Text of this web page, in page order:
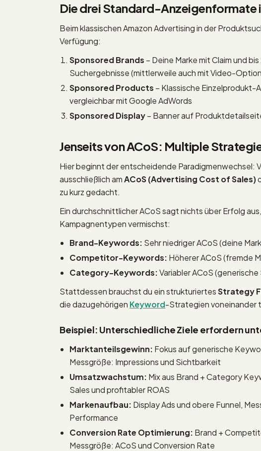
Die drei Standard-
Beim klassischen Amazon Advertising in der
Verfügung:
Sponsored Brands – Deine Marke mit Claim und
Suchergebnisse (mittlerweile auch mit Video-
Sponsored Products – Klassische Einzelprodukt-
vergleichbar mit Google AdWords
Sponsored Display– Banner auf
Jenseits von ACoS: Multiple
Hier beginnt der entscheidende Paradigmenwechsel:
ausschließlich amACoS (Advertising Cost of Sales)
zu kurz gedacht.
Ein durchschnittlicher ACoS sagt nichts über Erfolg
Kampagnentypen vermischst:
Brand-Keywords: Sehr niedriger ACoS (deine
Competitor-Keywords: Höherer ACoS (fremde
Category-Keywords:Variabler ACoS
Stattdessen brauchst du ein strukturiertesStrategy
die dazugehörigen Keyword-Strategien voneinander
Beispiel: Unterschiedliche Ziele erfordern
Marktanteilsgewinn: Fokus auf generische
Messgröße: Impressions und Sichtbarkeit
Umsatzwachstum: Mix aus Brand + Category
Sales und profitabler ROAS
Markenaufbau: Display Ads und obere Funnel,
Performance
Conversion Rate Optimierung: Brand +
Messgröße: ACoS und Conversion Rate